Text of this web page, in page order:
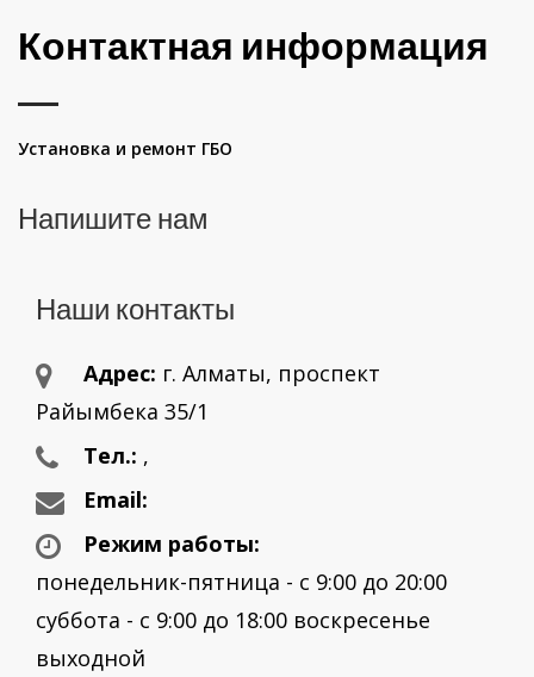
Контактная информация
Установка и ремонт ГБО
Напишите нам
Наши контакты
Адрес: г. Aлматы, проспект
Райымбека 35/1
Тел.: ,
Email:
Режим работы:
понедельник-пятница - с 9:00 до 20:00
суббота - с 9:00 до 18:00 воскресенье
выходной